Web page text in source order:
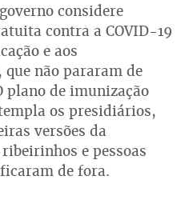
considere
contra a COVID-19
e aos
não pararam de
plano de imunização
os presidiários,
versões da
e pessoas
de fora.